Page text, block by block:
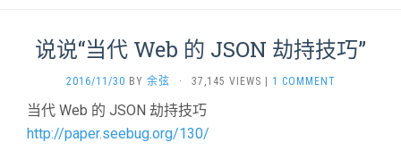
说说“当代 Web 的 JSON 劫持技巧”
2016/11/30 BY 余弦 · 37,145 VIEWS 1 COMMENT
当代 Web 的 JSON 劫持技巧
http://paper.seebug.org/130/